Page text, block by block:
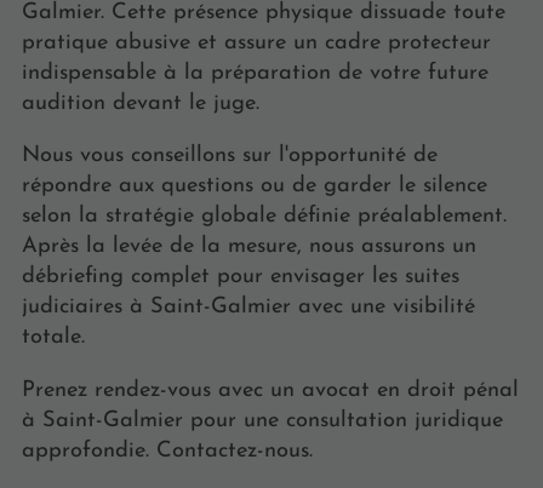
Galmier. Cette présence physique dissuade toute
pratique abusive et assure un cadre protecteur
indispensable à la préparation de votre future
audition devant le juge.
Nous vous conseillons sur l'opportunité de
répondre aux questions ou de garder le silence
selon la stratégie globale définie préalablement.
Après la levée de la mesure, nous assurons un
débriefing complet pour envisager les suites
judiciaires à Saint-Galmier avec une visibilité
totale.
Prenez rendez-vous avec un avocat en droit pénal
à Saint-Galmier pour une consultation juridique
approfondie. Contactez-nous.